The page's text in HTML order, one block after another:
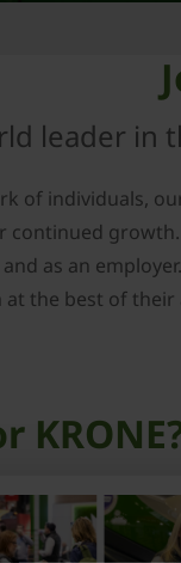
leader in
of individuals,
growth.
as an
the best of their